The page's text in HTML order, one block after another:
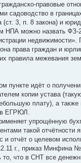
правовые
садоводство в
(ст. 3, п. 8 закона) и
НПА можно назвать ФЗ-
недвижимости».
права граждан и
правила межевания
пункте идёт о
копии устава
плату), а также
в ЕГРЮЛ.
упрощённую
такой отчётности
и отчёт о целевом
г., приказ Минфина №
то, что в СНТ все